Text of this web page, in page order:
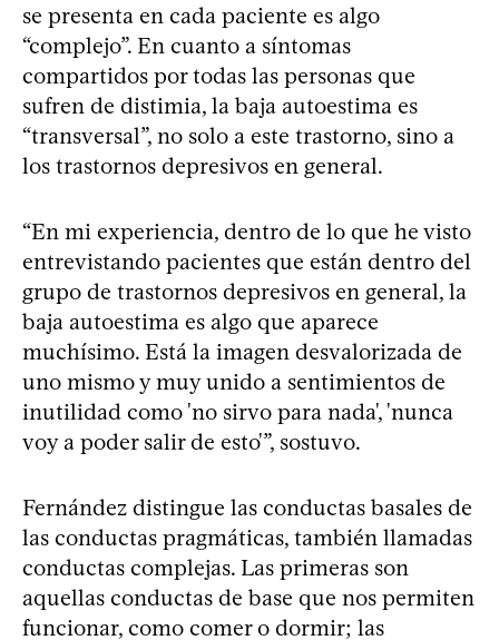
se presenta en cada paciente es algo
“complejo”. En cuanto a síntomas
compartidos por todas las personas que
sufren de distimia, la baja autoestima es
“transversal”, no solo a este trastorno, sino a
los trastornos depresivos en general.
“En mi experiencia, dentro de lo que he visto
entrevistando pacientes que están dentro del
grupo de trastornos depresivos en general, la
baja autoestima es algo que aparece
muchísimo. Está la imagen desvalorizada de
uno mismo y muy unido a sentimientos de
inutilidad como 'no sirvo para nada', 'nunca
voy a poder salir de esto'”, sostuvo.
Fernández distingue las conductas basales de
las conductas pragmáticas, también llamadas
conductas complejas. Las primeras son
aquellas conductas de base que nos permiten
funcionar, como comer o dormir; las